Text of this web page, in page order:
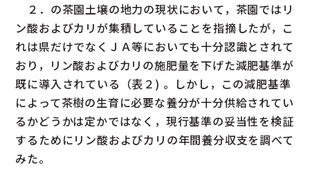
２．の茶園土壌の地力の現状において，茶園ではリ
ン酸およびカリが集積していることを指摘したが，こ
れは県だけでなくＪＡ等においても十分認識とされて
おり，リン酸およびカリの施肥量を下げた減肥基準が
既に導入されている（表２) 。しかし，この減肥基準
によって茶樹の生育に必要な養分が十分供給されてい
るかどうかは定かではなく，現行基準の妥当性を検証
するためにリン酸およびカリの年間養分収支を調べて
みた。